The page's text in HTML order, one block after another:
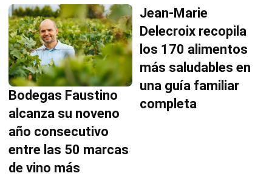
Bodegas Faustino
alcanza su noveno
año consecutivo
entre las 50 marcas
de vino más
Jean-Marie
Delecroix recopila
los 170 alimentos
más saludables en
una guía familiar
completa